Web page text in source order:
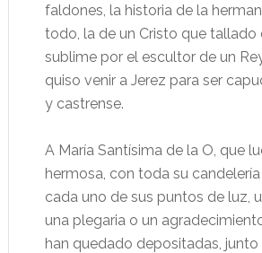
faldones, la historia de la
todo, la de un Cristo que tallado
sublime por el escultor de un
quiso venir a Jerez para ser
y castrense.
A María Santísima de la O, que
hermosa, con toda su
cada uno de sus puntos de luz,
una plegaria o un
han quedado depositadas,